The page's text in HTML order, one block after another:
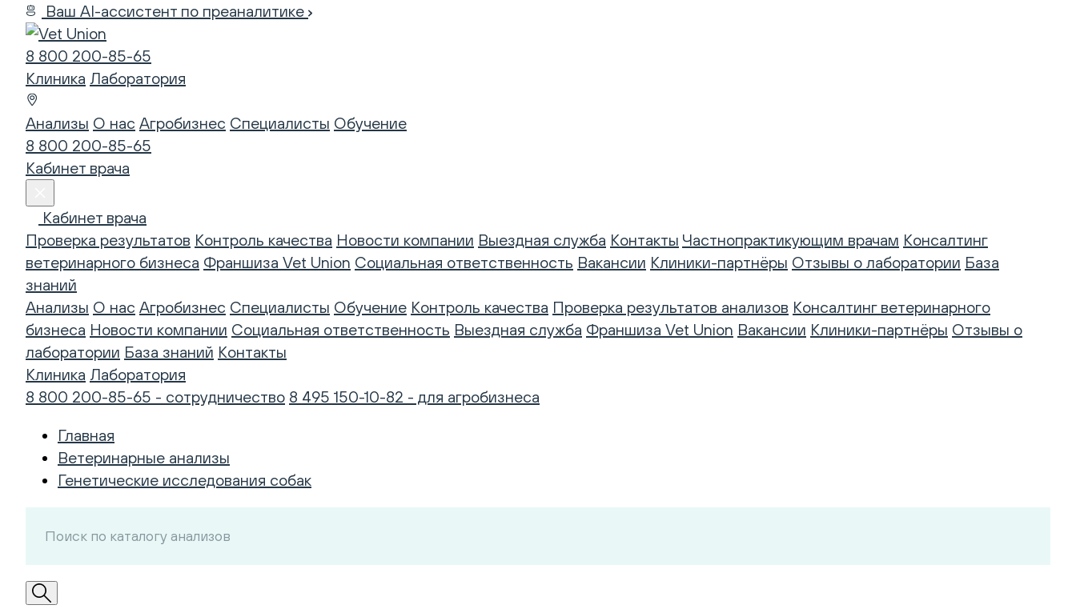
Ваш AI-ассистент по преаналитике
8 800 200-85-65
Клиника Лаборатория
Анализы О нас Агробизнес Специалисты Обучение
8 800 200-85-65
Кабинет врача
Кабинет врача
Проверка результатов Контроль качества Новости компании Выездная служба Контакты Частнопрактикующим врачам Консалтинг
ветеринарного бизнеса Франшиза Vet Union Социальная ответственность Вакансии Клиники-партнёры Отзывы о лаборатории База
знаний
Анализы О нас Агробизнес Специалисты Обучение Контроль качества Проверка результатов анализов Консалтинг ветеринарного
бизнеса Новости компании Социальная ответственность Выездная служба Франшиза Vet Union Вакансии Клиники-партнёры Отзывы о
лаборатории База знаний Контакты
Клиника Лаборатория
8 800 200-85-65 - сотрудничество 8 495 150-10-82 - для агробизнеса
Главная
Ветеринарные анализы
Генетические исследования собак